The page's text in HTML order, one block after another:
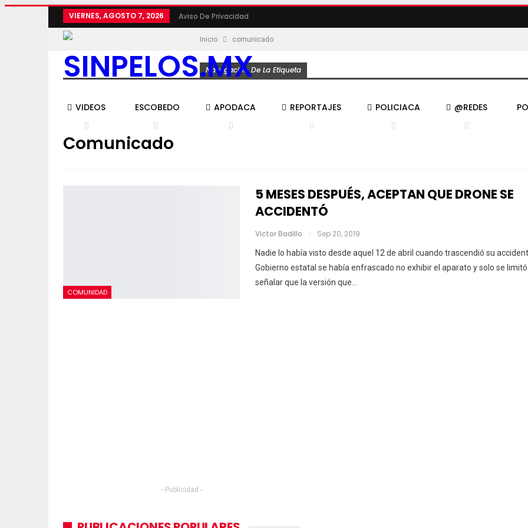
VIERNES, AGOSTO 7, 2026 Aviso De Privacidad
VIDEOS ESCOBEDO APODACA REPORTAJES POLICIACA @REDES
Inicio comunicado
Navegación De La Etiqueta
Comunicado
COMUNIDAD
5 MESES DESPUÉS, ACEPTAN QUE DRONE SE
ACCIDENTÓ
Victor Badillo Sep 20, 2019
Nadie lo había visto desde aquel 12 de abril cuando trascendió su
Gobierno estatal se había enfrascado no exhibir el aparato y solo se
señalar que la versión que
- Publicidad -